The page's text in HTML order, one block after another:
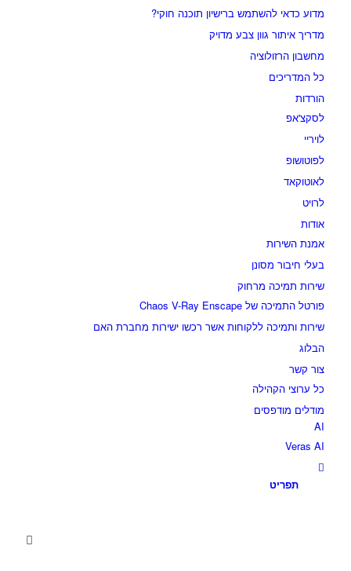
מדוע כדאי להשתמש ברישיון תוכנה חוקי?
מדריך איתור גוון צבע מדויק
מחשבון הרזולוציה
כל המדריכים
הורדות
לסקצ'אפ
לויריי
לפוטושופ
לאוטוקאד
לרויט
אודות
אמנת השירות
בעלי חיבור מסונן
שירות תמיכה מרחוק
פורטל התמיכה של Chaos V-Ray Enscape
שירות ותמיכה ללקוחות אשר רכשו ישירות מחברת האם
הבלוג
צור קשר
כל ערוצי הקהילה
מודלים מודפסים
AI
Veras AI
תפריט